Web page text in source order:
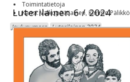
Toimintatietoja
Kansi: Valkopäätiainen, Kimmo Pälikkö
Joulunumero Luterilainen 2024
Luterilainen 6 / 2024